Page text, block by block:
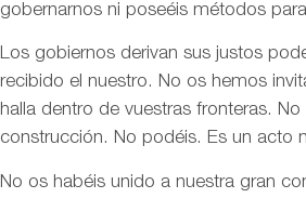
gobernarnos ni poseéis métodos
Los gobiernos derivan sus justos
recibido el nuestro. No os hemos
halla dentro de vuestras fronteras.
construcción. No podéis. Es un acto
No os habéis unido a nuestra gran